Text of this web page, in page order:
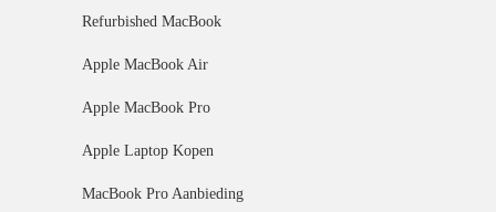
Refurbished MacBook
Apple MacBook Air
Apple MacBook Pro
Apple Laptop Kopen
MacBook Pro Aanbieding